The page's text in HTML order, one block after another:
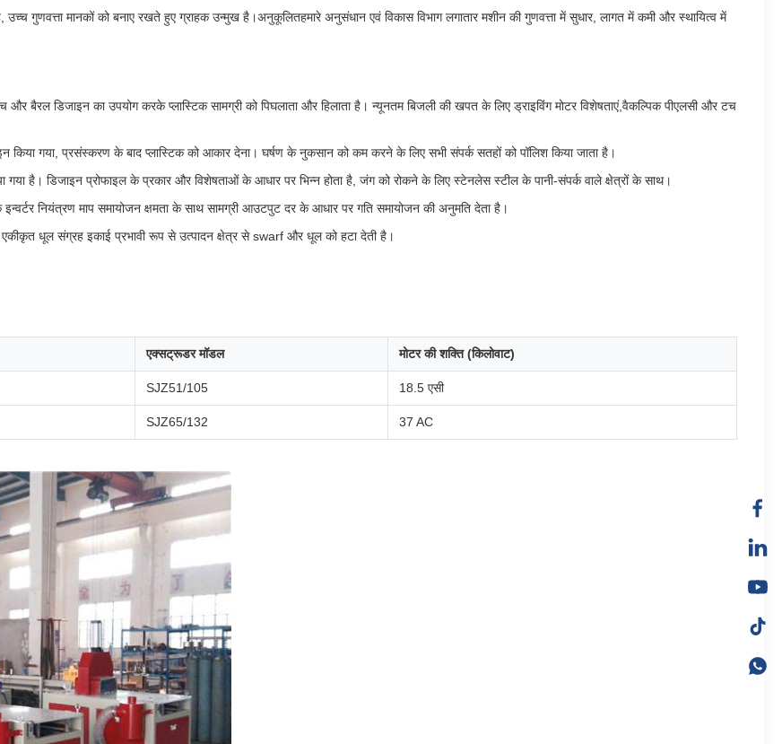
उच्च गुणवत्ता मानकों को बनाए रखते हुए ग्राहक उन्मुख है।अनुकूलितहमारे अनुसंधान एवं विकास विभाग लगातार मशीन की गुणवत्ता में सुधार, लागत में कमी और स्थायित्व में
बैरल डिजाइन का उपयोग करके प्लास्टिक सामग्री को पिघलाता और हिलाता है। न्यूनतम बिजली की खपत के लिए ड्राइविंग मोटर विशेषताएं,वैकल्पिक पीएलसी और टच
किया गया, प्रसंस्करण के बाद प्लास्टिक को आकार देना। घर्षण के नुकसान को कम करने के लिए सभी संपर्क सतहों को पॉलिश किया जाता है।
है। डिजाइन प्रोफाइल के प्रकार और विशेषताओं के आधार पर भिन्न होता है, जंग को रोकने के लिए स्टेनलेस स्टील के पानी-संपर्क वाले क्षेत्रों के साथ।
नियंत्रण माप समायोजन क्षमता के साथ सामग्री आउटपुट दर के आधार पर गति समायोजन की अनुमति देता है।
धूल संग्रह इकाई प्रभावी रूप से उत्पादन क्षेत्र से swarf और धूल को हटा देती है।
एक्सट्रूडर मॉडल मोटर की शक्ति (किलोवाट)
SJZ51/105 18.5 एसी
SJZ65/132 37 AC